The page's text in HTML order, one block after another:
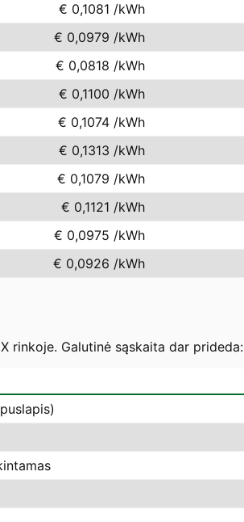
€ 0,1081 /kWh
€ 0,0979 /kWh
€ 0,0818 /kWh
€ 0,1100 /kWh
€ 0,1074 /kWh
€ 0,1313 /kWh
€ 0,1079 /kWh
€ 0,1121 /kWh
€ 0,0975 /kWh
€ 0,0926 /kWh
rinkoje. Galutinė sąskaita dar prideda: